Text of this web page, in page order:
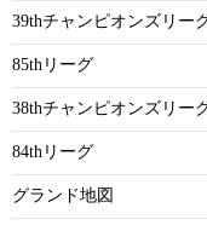
39thチャンピオンズリー
85thリーグ
38thチャンピオンズリー
84thリーグ
グランド地図